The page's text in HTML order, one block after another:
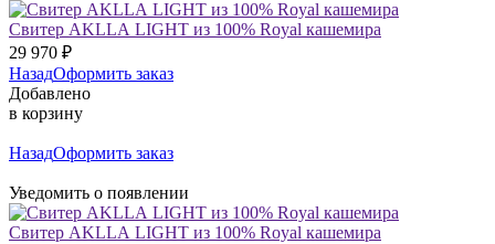
Свитер AKLLA LIGHT из 100% Royal кашемира
29 970 ₽
НазадОформить заказ
Добавлено
в корзину
НазадОформить заказ
Уведомить о появлении
Свитер AKLLA LIGHT из 100% Royal кашемира